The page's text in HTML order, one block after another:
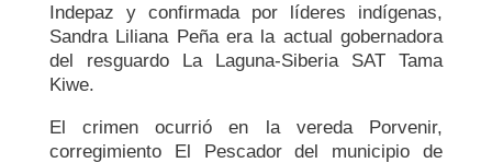
Indepaz y confirmada por líderes indígenas,
Sandra Liliana Peña era la actual gobernadora
del resguardo La Laguna-Siberia SAT Tama
Kiwe.
El crimen ocurrió en la vereda Porvenir,
corregimiento El Pescador del municipio de